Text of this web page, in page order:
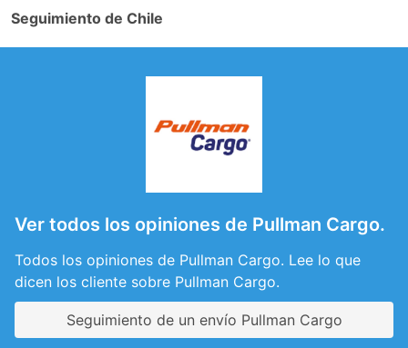
Seguimiento de Chile
Ver todos los opiniones de Pullman Cargo.
Todos los opiniones de Pullman Cargo. Lee lo que
dicen los cliente sobre Pullman Cargo.
Seguimiento de un envío Pullman Cargo